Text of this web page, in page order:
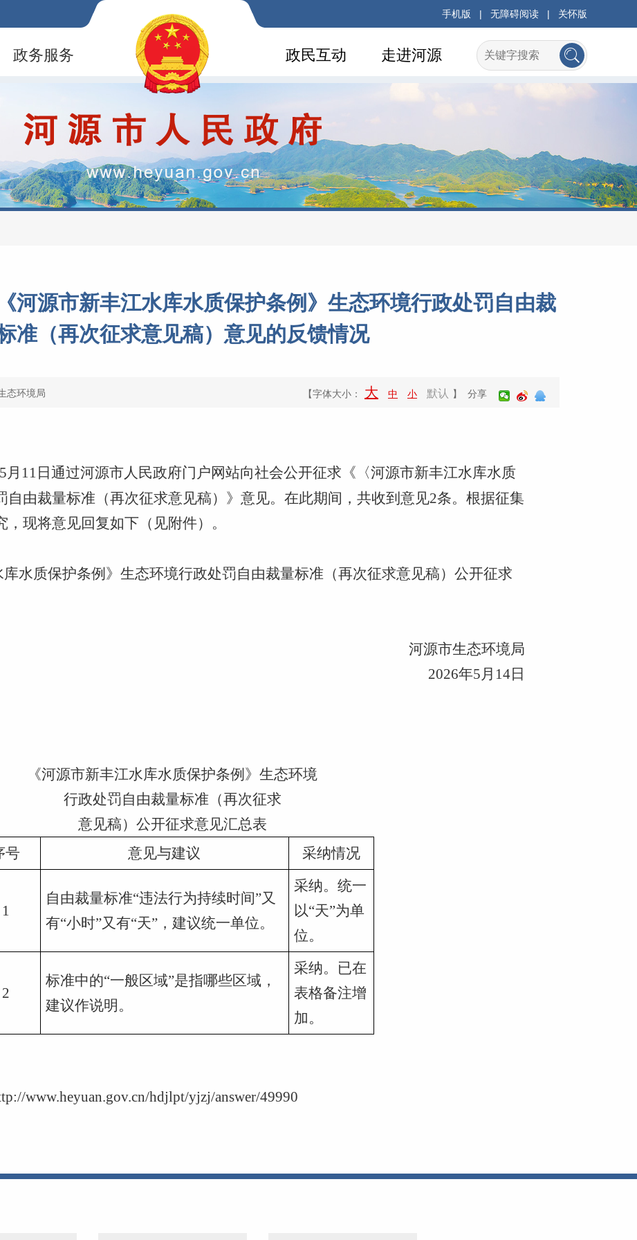
手机版 | 无障碍阅读 | 关怀版
政务服务 走进河源
政民互动
河源市新丰江水库水质保护条例》生态环境行政处罚自由裁
准（再次征求意见稿）意见的反馈情况
态环境局 【字体大小： 大 中 小 默认 】 分享
月11日通过河源市人民政府门户网站向社会公开征求《〈河源市新丰江水库水质
自由裁量标准（再次征求意见稿）》意见。在此期间，共收到意见2条。根据征集
现将意见回复如下（见附件）。
水质保护条例》生态环境行政处罚自由裁量标准（再次征求意见稿）公开征求
河源市生态环境局
2026年5月14日
《河源市新丰江水库水质保护条例》生态环境
行政处罚自由裁量标准（再次征求
意见稿）公开征求意见汇总表
号
意见与建议 采纳情况
1
自由裁量标准“违法行为持续时间”又
有“小时”又有“天”，建议统一单位。
采纳。统一
以“天”为单
位。
2
标准中的“一般区域”是指哪些区域，
建议作说明。
采纳。已在
表格备注增
加。
www.heyuan.gov.cn/hdjlpt/yjzj/answer/49990